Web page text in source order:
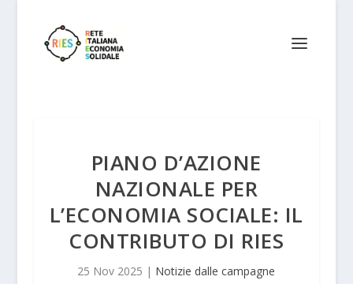
PIANO D’AZIONE
NAZIONALE PER
L’ECONOMIA SOCIALE: IL
CONTRIBUTO DI RIES
25 Nov 2025 | Notizie dalle campagne